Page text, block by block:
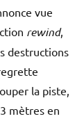
vue
rewind,
destructions
la piste,
mètres en